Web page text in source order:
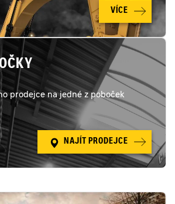
VÍCE
prodejce na jedné z poboček
NAJÍT PRODEJCE